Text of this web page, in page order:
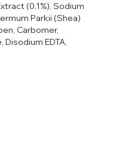
(0.1%), Sodium
Parkii (Shea)
Carbomer,
EDTA,